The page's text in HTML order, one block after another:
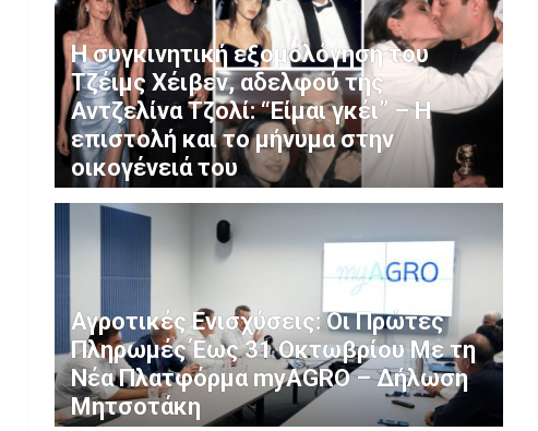
Η συγκινητική εξομολόγηση του
Τζέιμς Χέιβεν, αδελφού της
Αντζελίνα Τζολί: “Είμαι γκέι” – Η
επιστολή και το μήνυμα στην
οικογένειά του
Αγροτικές Ενισχύσεις: Οι Πρώτες
Πληρωμές Έως 31 Οκτωβρίου Με τη
Νέα Πλατφόρμα myAGRO – Δήλωση
Μητσοτάκη